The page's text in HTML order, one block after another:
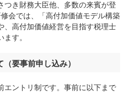
つき財務大臣他、多数の来賓が登
会では、「高付加価値モデル構築
、高付加価値経営を目指す税理士
す。
要事前申し込み）
エントリ制です。事前に以下まで